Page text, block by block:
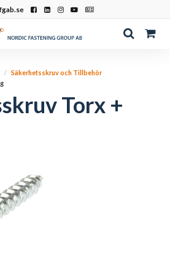
Säkerhetsskruv och Tillbehör
Torx +